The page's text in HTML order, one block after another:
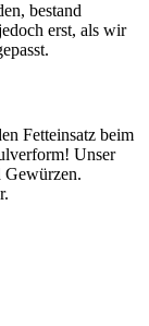
bestand
erst, als wir
Fetteinsatz beim
Unser
Gewürzen.